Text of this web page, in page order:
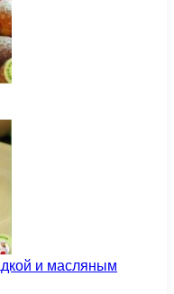
и масляным